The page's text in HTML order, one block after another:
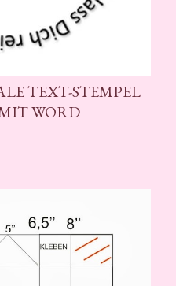
TEXT-STEMPEL
WORD